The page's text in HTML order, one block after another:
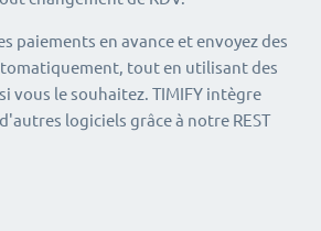
paiements en avance et envoyez des
tout en utilisant des
vous le souhaitez. TIMIFY intègre
logiciels grâce à notre REST